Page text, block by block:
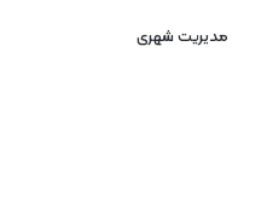
مدیریت شهری